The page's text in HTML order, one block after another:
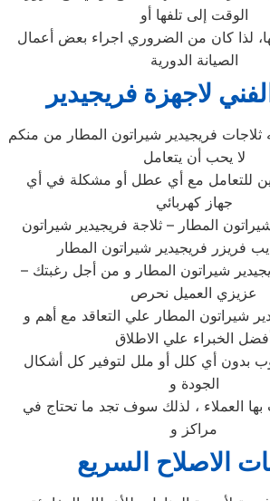
الوقت إلى تلفها أو
الصيانة الدورية
لاجهزة فريجيدير
ثلاجات فريجيدير شيراتون المطار من منكم
لا يحب أن يتعامل
جهاز كهربائي
فريزر فريجيدير شيراتون المطار
– غسالة صحون فريجيدير شيراتون المطار و من أجل رغبتك
عزيزي العميل نحرص
شيراتون المطار علي التعاقد مع أهم و
الخبراء علي الاطلاق
الجودة و
مراكز و
الاصلاح السريع